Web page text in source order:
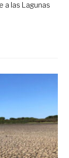
a las Lagunas